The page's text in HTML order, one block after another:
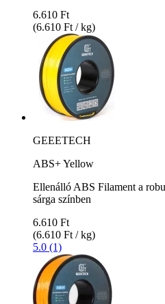
6.610 Ft
(6.610 Ft / kg)
GEEETECH
ABS+ Yellow
Ellenálló ABS Filament a
sárga színben
6.610 Ft
(6.610 Ft / kg)
5.0 (1)